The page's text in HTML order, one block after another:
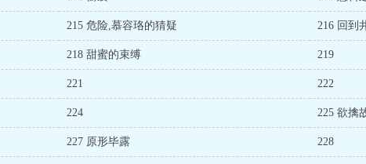
215 危险,慕容珞的猜疑 216 回到
218 甜蜜的束缚 219
221 222
224 225 欲擒
227 原形毕露 228